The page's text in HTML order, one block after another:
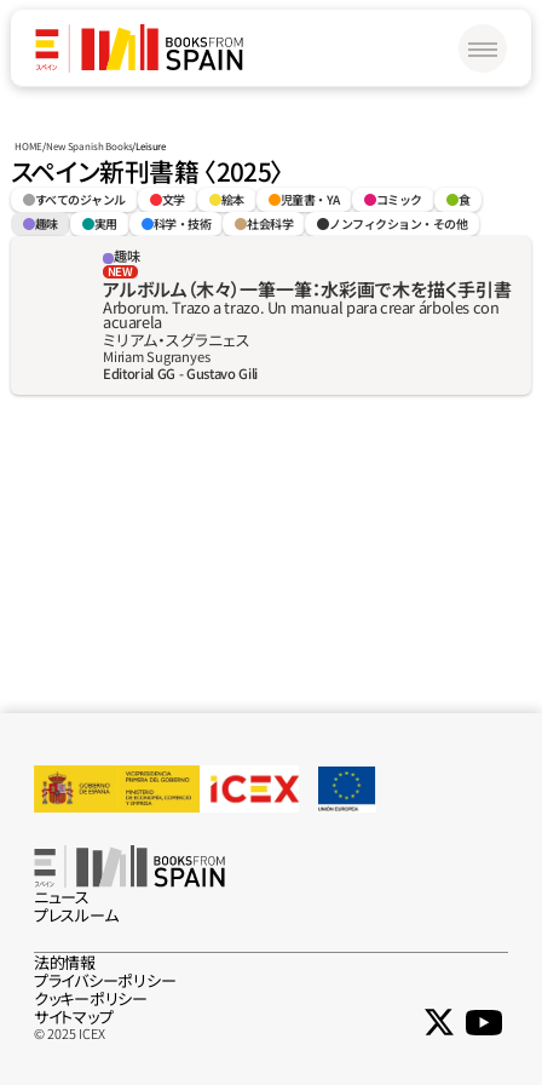
HOME/New Spanish Books/Leisure
スペイン新刊書籍 〈2025〉
すべてのジャンル 文学 絵本 児童書・YA コミック
食
趣味
実用 科学・技術 社会科学 ノンフィクション・その他
趣味
NEW
アルボルム（木々）一筆一筆：水彩画で木を描く手引書
Arborum. Trazo a trazo. Un manual para crear árboles con
acuarela
ミリアム・スグラニェス
Miriam Sugranyes
Editorial GG - Gustavo Gili
ニュース
プレスルーム
© 2025 ICEX
法的情報
プライバシーポリシー
クッキーポリシー
サイトマップ